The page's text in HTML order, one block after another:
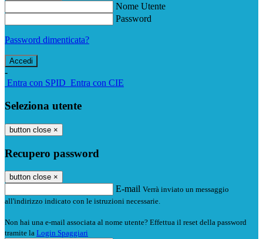
Nome Utente
Password
Password dimenticata?
-
Entra con SPID Entra con CIE
Seleziona utente
button close ×
Recupero password
button close ×
E-mail Verrà inviato un messaggio
all'indirizzo indicato con le istruzioni necessarie.
Non hai una e-mail associata al nome utente? Effettua il reset della password
tramite la Login Spaggiari